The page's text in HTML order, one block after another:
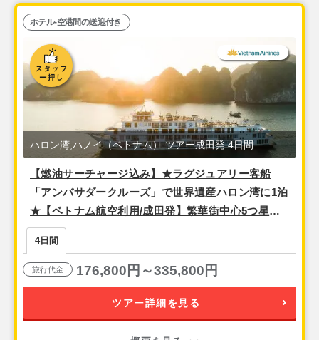
【燃油サーチャージ込み】★ラグジュアリー客船
「アンバサダークルーズ」で世界遺産ハロン湾に1泊
★【ベトナム航空利用/成田発】繁華街中心5つ星★
ベッド2台の事前確約可能！『メリアハノイ（デラッ
クスツイン）』宿泊
ハロン湾,ハノイ（ベトナム） ツアー成田発 4日間
ホテル-空港間の送迎付き
4日間
旅行代金 176,800円～335,800円
ツアー詳細を見る